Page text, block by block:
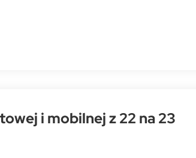
i mobilnej z 22 na 23